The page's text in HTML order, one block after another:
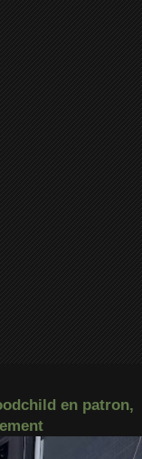
en patron,